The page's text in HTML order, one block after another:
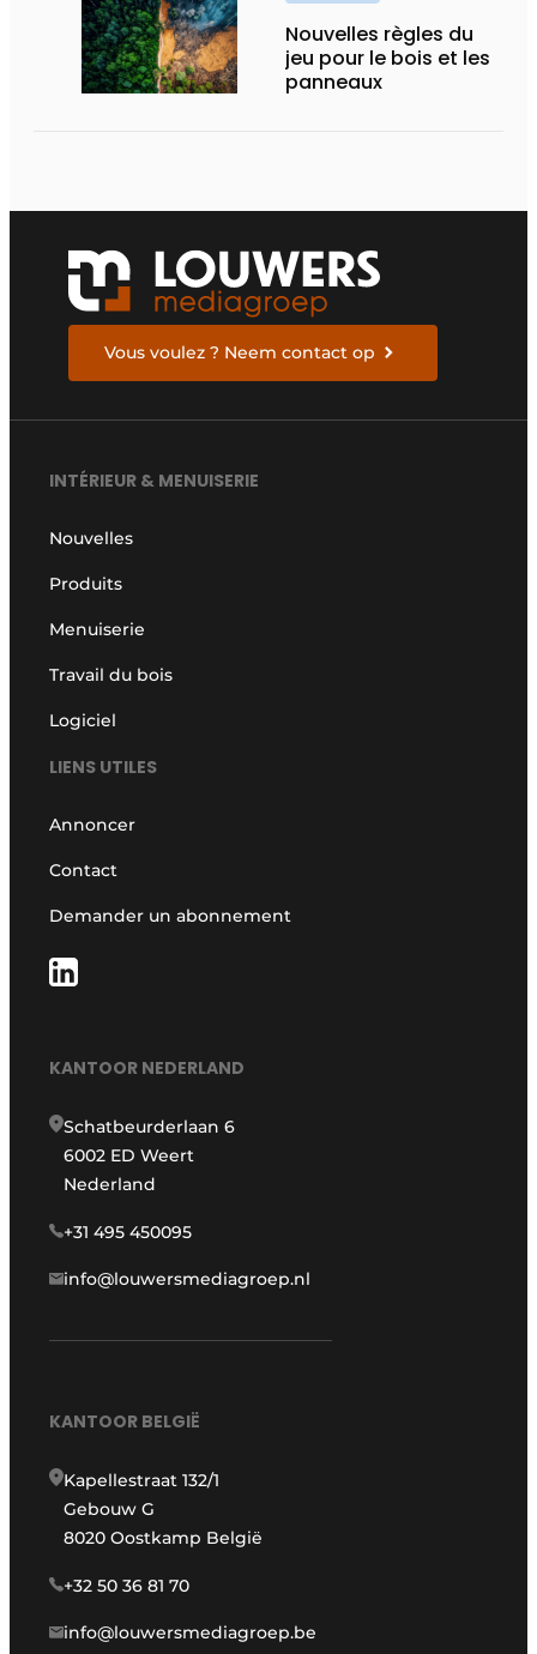
Nouvelles règles du
jeu pour le bois et les
panneaux
Vous voulez ? Neem contact op
INTÉRIEUR & MENUISERIE
Nouvelles
Produits
Menuiserie
Travail du bois
Logiciel
LIENS UTILES
Annoncer
Contact
Demander un abonnement
KANTOOR NEDERLAND
Schatbeurderlaan 6
6002 ED Weert
Nederland
+31 495 450095
info@louwersmediagroep.nl
KANTOOR BELGIË
Kapellestraat 132/1
Gebouw G
8020 Oostkamp België
+32 50 36 81 70
info@louwersmediagroep.be